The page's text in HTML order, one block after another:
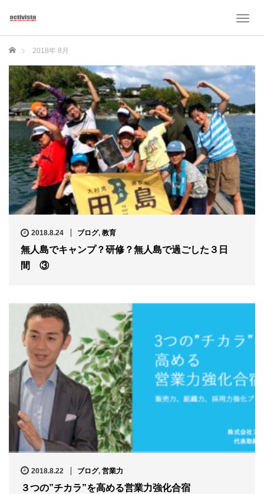
T
l
v
i
g
a
t
i
o
n
ホーム 2018年 8月
2018.8.24 ブログ, 教育
無人島でキャンプ？研修？無人島で過ごした３日
間 ③
2018.8.22 ブログ, 営業力
３つの”チカラ”を高める営業力強化合宿